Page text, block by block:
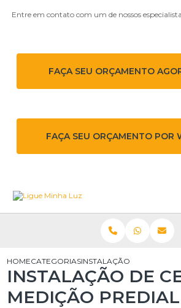
Entre em contato com um de nossos
FAÇA SEU ORÇAMENTO
FAÇA SEU ORÇAMENTO POR
HOMECATEGORIASINSTALAÇÃO DE CENTRO
INSTALAÇÃO DE
MEDIÇÃO PREDIAL